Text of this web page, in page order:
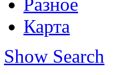
Карта
Show Search